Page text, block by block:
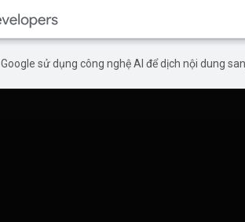
Google sử dụng công nghệ AI để dịch nội dung